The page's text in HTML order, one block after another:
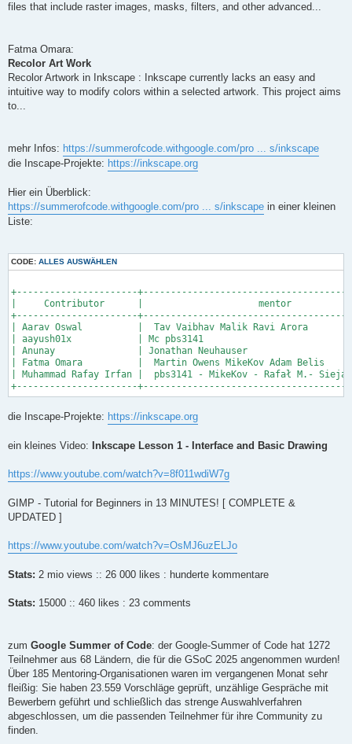
files that include raster images, masks, filters, and other advanced...
Fatma Omara:
Recolor Art Work
Recolor Artwork in Inkscape : Inkscape currently lacks an easy and
intuitive way to modify colors within a selected artwork. This project aims
to...
mehr Infos: https://summerofcode.withgoogle.com/pro ... s/inkscape
die Inscape-Projekte: https://inkscape.org
Hier ein Überblick:
https://summerofcode.withgoogle.com/pro ... s/inkscape in einer kleinen
Liste:
CODE: ALLES AUSWÄHLEN
+----------------------
|     Contributor      |                     mentor
+----------------------
| Aarav Oswal          |  Tav Vaibhav Malik Ravi Arora
| aayush01x            | Mc pbs3141
| Anunay               | Jonathan Neuhauser
| Fatma Omara          |  Martin Owens MikeKov Adam
| Muhammad Rafay Irfan |  pbs3141 - MikeKov - Rafał M.-
+----------------------
die Inscape-Projekte: https://inkscape.org
ein kleines Video: Inkscape Lesson 1 - Interface and Basic Drawing
https://www.youtube.com/watch?v=8f011wdiW7g
GIMP - Tutorial for Beginners in 13 MINUTES! [ COMPLETE &
UPDATED ]
https://www.youtube.com/watch?v=OsMJ6uzELJo
Stats: 2 mio views :: 26 000 likes : hunderte kommentare
Stats: 15000 :: 460 likes : 23 comments
zum Google Summer of Code: der Google-Summer of Code hat 1272
Teilnehmer aus 68 Ländern, die für die GSoC 2025 angenommen wurden!
Über 185 Mentoring-Organisationen waren im vergangenen Monat sehr
fleißig: Sie haben 23.559 Vorschläge geprüft, unzählige Gespräche mit
Bewerbern geführt und schließlich das strenge Auswahlverfahren
abgeschlossen, um die passenden Teilnehmer für ihre Community zu
finden.